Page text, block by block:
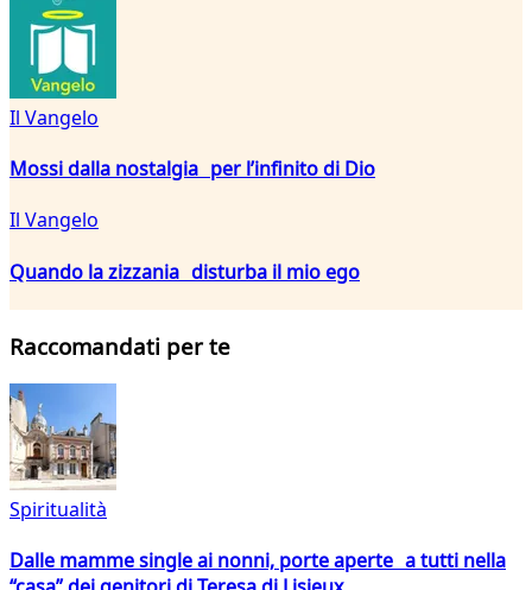
Il Vangelo
Mossi dalla nostalgia per l’infinito di Dio
Il Vangelo
Quando la zizzania disturba il mio ego
Raccomandati per te
Spiritualità
Dalle mamme single ai nonni, porte aperte a tutti nella